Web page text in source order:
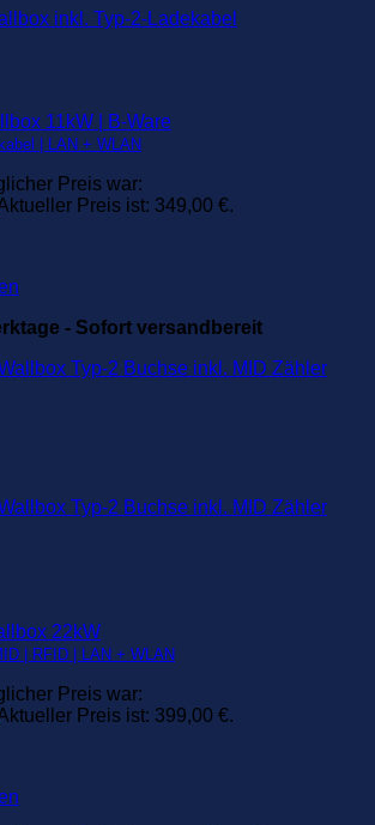
11kW | B-Ware
| LAN + WLAN
Preis war:
Preis ist: 349,00 €.
- Sofort versandbereit
22kW
| RFID | LAN + WLAN
Preis war:
Preis ist: 399,00 €.